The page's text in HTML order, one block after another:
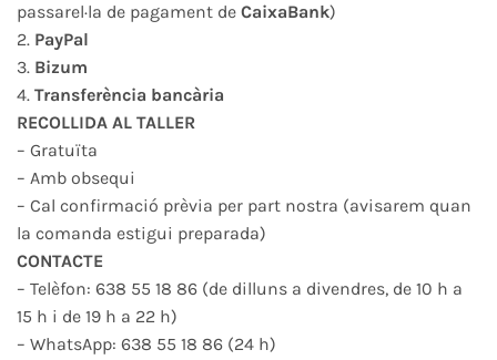
passarel·la de pagament de CaixaBank)
2. PayPal
3. Bizum
4. Transferència bancària
RECOLLIDA AL TALLER
– Gratuïta
– Amb obsequi
– Cal confirmació prèvia per part nostra (avisarem quan
la comanda estigui preparada)
CONTACTE
– Telèfon: 638 55 18 86 (de dilluns a divendres, de 10 h a
15 h i de 19 h a 22 h)
– WhatsApp: 638 55 18 86 (24 h)